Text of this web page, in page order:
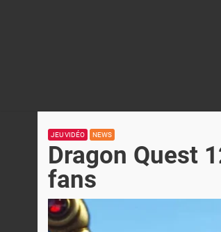
JEU VIDÉO NEWS
Dragon Quest
fans